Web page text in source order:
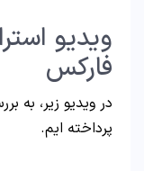
ویدیو
فارکس
در ویدیو زیر، به
پرداخته ایم.